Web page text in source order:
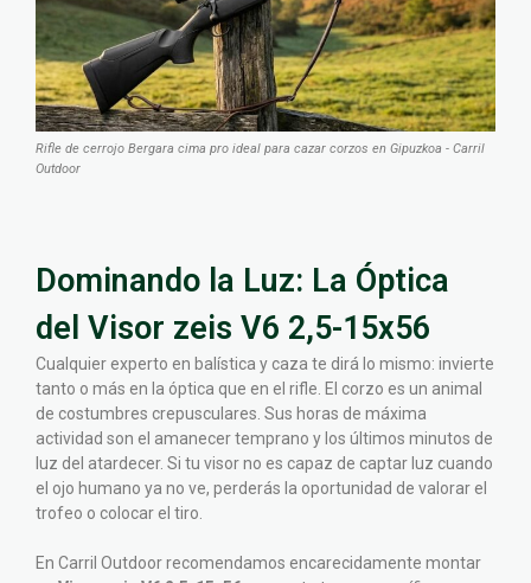
Rifle de cerrojo Bergara cima pro ideal para cazar corzos en Gipuzkoa - Carril
Outdoor
Dominando la Luz: La Óptica
del Visor zeis V6 2,5-15x56
Cualquier experto en balística y caza te dirá lo mismo: invierte
tanto o más en la óptica que en el rifle. El corzo es un animal
de costumbres crepusculares. Sus horas de máxima
actividad son el amanecer temprano y los últimos minutos de
luz del atardecer. Si tu visor no es capaz de captar luz cuando
el ojo humano ya no ve, perderás la oportunidad de valorar el
trofeo o colocar el tiro.
En Carril Outdoor recomendamos encarecidamente montar